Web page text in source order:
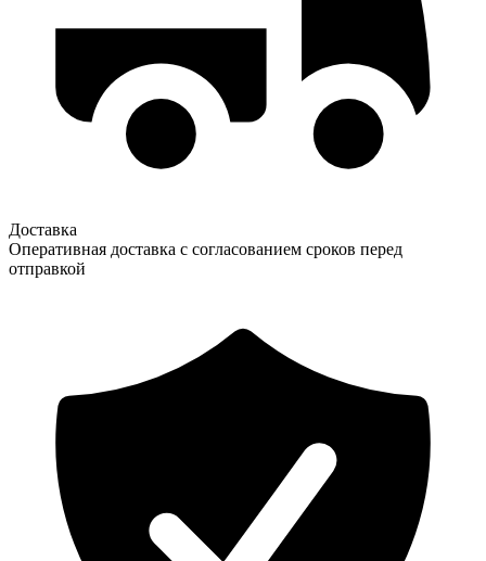
Доставка
Оперативная доставка с согласованием сроков перед
отправкой